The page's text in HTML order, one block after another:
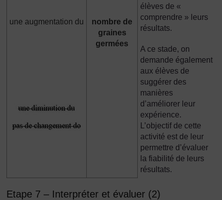
élèves de «
comprendre » leurs
résultats.
A ce stade, on
demande également
aux élèves de
suggérer des
manières
d’améliorer leur
expérience.
L’objectif de cette
activité est de leur
permettre d’évaluer
la fiabilité de leurs
résultats.
une augmentation du
nombre de
graines
germées
Etape 7 – Interpréter et évaluer (2)